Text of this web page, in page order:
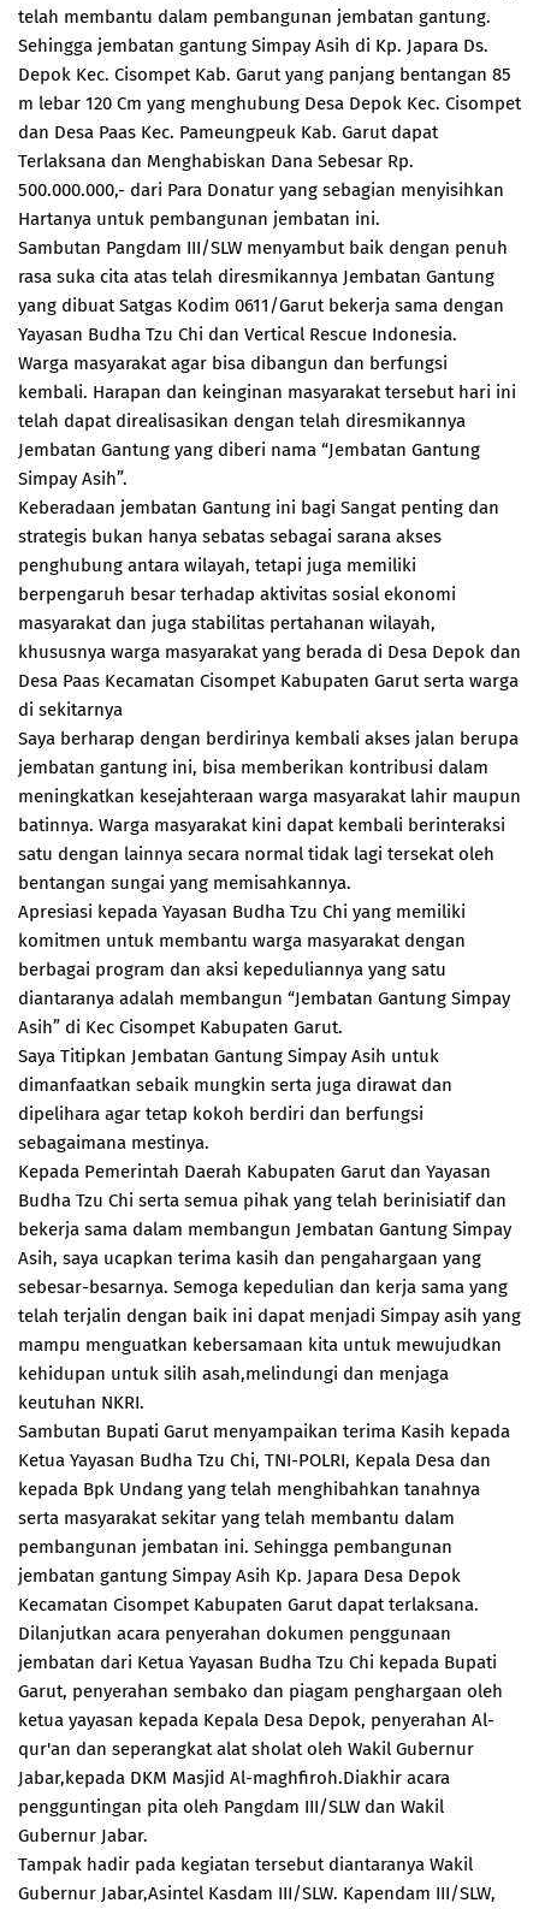
telah membantu dalam pembangunan jembatan gantung.
Sehingga jembatan gantung Simpay Asih di Kp. Japara Ds.
Depok Kec. Cisompet Kab. Garut yang panjang bentangan 85
m lebar 120 Cm yang menghubung Desa Depok Kec. Cisompet
dan Desa Paas Kec. Pameungpeuk Kab. Garut dapat
Terlaksana dan Menghabiskan Dana Sebesar Rp.
500.000.000,- dari Para Donatur yang sebagian menyisihkan
Hartanya untuk pembangunan jembatan ini.
Sambutan Pangdam III/SLW menyambut baik dengan penuh
rasa suka cita atas telah diresmikannya Jembatan Gantung
yang dibuat Satgas Kodim 0611/Garut bekerja sama dengan
Yayasan Budha Tzu Chi dan Vertical Rescue Indonesia.
Warga masyarakat agar bisa dibangun dan berfungsi
kembali. Harapan dan keinginan masyarakat tersebut hari ini
telah dapat direalisasikan dengan telah diresmikannya
Jembatan Gantung yang diberi nama “Jembatan Gantung
Simpay Asih”.
Keberadaan jembatan Gantung ini bagi Sangat penting dan
strategis bukan hanya sebatas sebagai sarana akses
penghubung antara wilayah, tetapi juga memiliki
berpengaruh besar terhadap aktivitas sosial ekonomi
masyarakat dan juga stabilitas pertahanan wilayah,
khususnya warga masyarakat yang berada di Desa Depok dan
Desa Paas Kecamatan Cisompet Kabupaten Garut serta warga
di sekitarnya
Saya berharap dengan berdirinya kembali akses jalan berupa
jembatan gantung ini, bisa memberikan kontribusi dalam
meningkatkan kesejahteraan warga masyarakat lahir maupun
batinnya. Warga masyarakat kini dapat kembali berinteraksi
satu dengan lainnya secara normal tidak lagi tersekat oleh
bentangan sungai yang memisahkannya.
Apresiasi kepada Yayasan Budha Tzu Chi yang memiliki
komitmen untuk membantu warga masyarakat dengan
berbagai program dan aksi kepeduliannya yang satu
diantaranya adalah membangun “Jembatan Gantung Simpay
Asih” di Kec Cisompet Kabupaten Garut.
Saya Titipkan Jembatan Gantung Simpay Asih untuk
dimanfaatkan sebaik mungkin serta juga dirawat dan
dipelihara agar tetap kokoh berdiri dan berfungsi
sebagaimana mestinya.
Kepada Pemerintah Daerah Kabupaten Garut dan Yayasan
Budha Tzu Chi serta semua pihak yang telah berinisiatif dan
bekerja sama dalam membangun Jembatan Gantung Simpay
Asih, saya ucapkan terima kasih dan pengahargaan yang
sebesar-besarnya. Semoga kepedulian dan kerja sama yang
telah terjalin dengan baik ini dapat menjadi Simpay asih yang
mampu menguatkan kebersamaan kita untuk mewujudkan
kehidupan untuk silih asah,melindungi dan menjaga
keutuhan NKRI.
Sambutan Bupati Garut menyampaikan terima Kasih kepada
Ketua Yayasan Budha Tzu Chi, TNI-POLRI, Kepala Desa dan
kepada Bpk Undang yang telah menghibahkan tanahnya
serta masyarakat sekitar yang telah membantu dalam
pembangunan jembatan ini. Sehingga pembangunan
jembatan gantung Simpay Asih Kp. Japara Desa Depok
Kecamatan Cisompet Kabupaten Garut dapat terlaksana.
Dilanjutkan acara penyerahan dokumen penggunaan
jembatan dari Ketua Yayasan Budha Tzu Chi kepada Bupati
Garut, penyerahan sembako dan piagam penghargaan oleh
ketua yayasan kepada Kepala Desa Depok, penyerahan Al-
qur'an dan seperangkat alat sholat oleh Wakil Gubernur
Jabar,kepada DKM Masjid Al-maghfiroh.Diakhir acara
pengguntingan pita oleh Pangdam III/SLW dan Wakil
Gubernur Jabar.
Tampak hadir pada kegiatan tersebut diantaranya Wakil
Gubernur Jabar,Asintel Kasdam III/SLW. Kapendam III/SLW,